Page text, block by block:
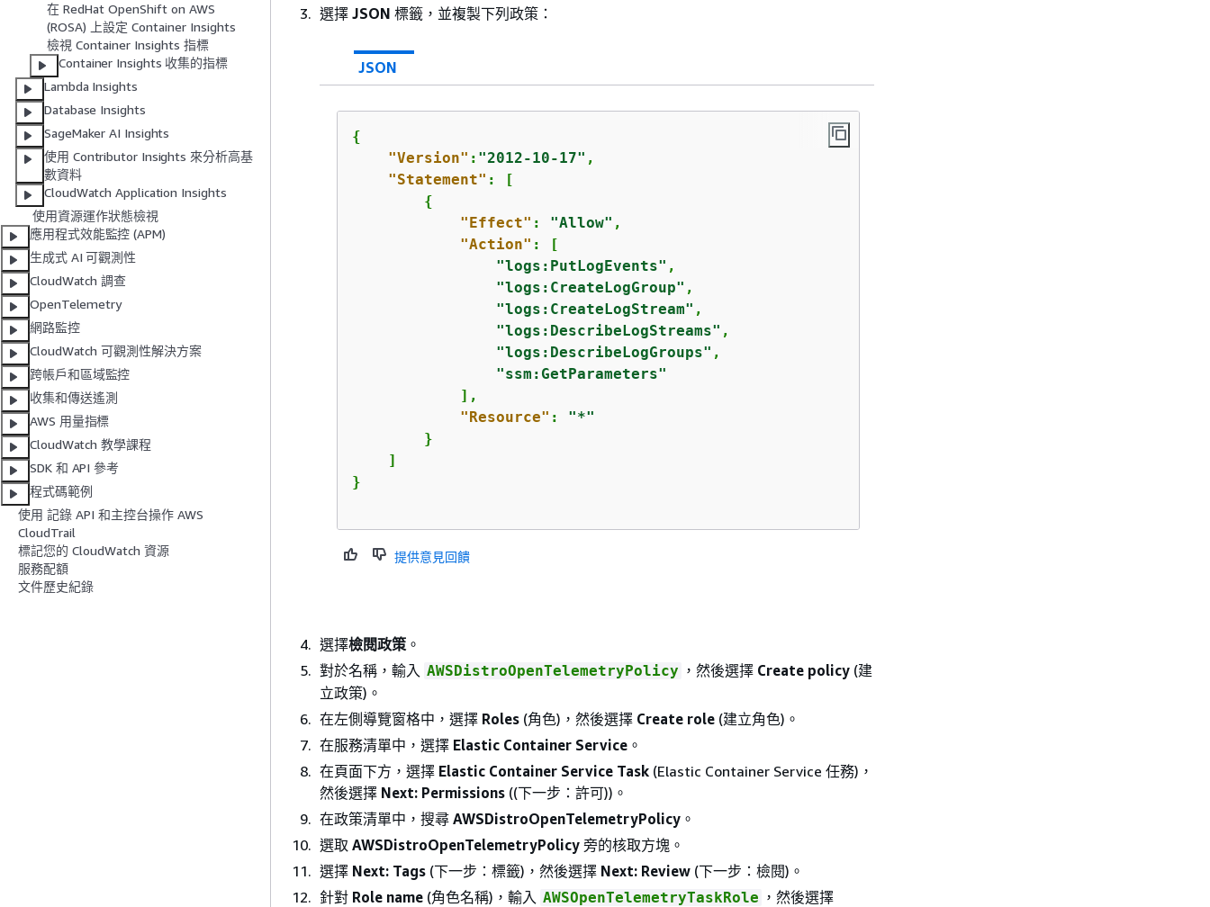
在 RedHat OpenShift on AWS
(ROSA) 上設定 Container Insights
檢視 Container Insights 指標
Container Insights 收集的指標
Lambda Insights
Database Insights
SageMaker AI Insights
使用 Contributor Insights 來分析高基
數資料
CloudWatch Application Insights
使用資源運作狀態檢視
應用程式效能監控 (APM)
生成式 AI 可觀測性
CloudWatch 調查
OpenTelemetry
網路監控
CloudWatch 可觀測性解決方案
跨帳戶和區域監控
收集和傳送遙測
AWS 用量指標
CloudWatch 教學課程
SDK 和 API 參考
程式碼範例
使用 記錄 API 和主控台操作 AWS
CloudTrail
標記您的 CloudWatch 資源
服務配額
文件歷史紀錄
選擇 JSON 標籤，並複製下列政策：
JSON
{
"Version" : "2012-10-17" ,
"Statement" : [
{
"Effect" : "Allow" ,
"Action" : [
"logs:PutLogEvents" ,
"logs:CreateLogGroup" ,
"logs:CreateLogStream" ,
"logs:DescribeLogStreams" ,
"logs:DescribeLogGroups" ,
"ssm:GetParameters"
            ],
"Resource" : "*"
        }
    ]
提供意見回饋
選擇檢閱政策 。
對於名稱，輸入 AWSDistroOpenTelemetryPolicy ，然後選擇 Create policy (建
立政策)。
在左側導覽窗格中，選擇 Roles (角色)，然後選擇 Create role (建立角色)。
在服務清單中，選擇 Elastic Container Service 。
在頁面下方，選擇 Elastic Container Service Task (Elastic Container Service 任務)，
然後選擇 Next: Permissions ((下一步：許可))。
在政策清單中，搜尋 AWSDistroOpenTelemetryPolicy 。
選取 AWSDistroOpenTelemetryPolicy 旁的核取方塊。
選擇 Next: Tags (下一步：標籤)，然後選擇 Next: Review (下一步：檢閱)。
針對 Role name (角色名稱)，輸入 AWSOpenTelemetryTaskRole ，然後選擇